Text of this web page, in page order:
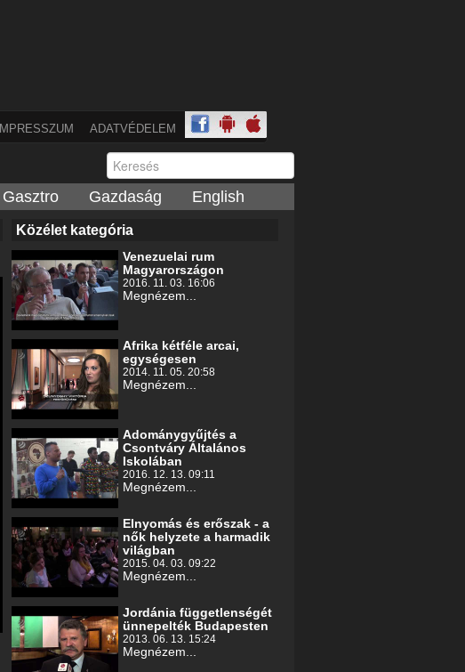
IMPRESSZUM ADATVÉDELEM
Gasztro Gazdaság English
Közélet kategória
Venezuelai rum
Magyarországon
2016. 11. 03. 16:06
Megnézem...
Afrika kétféle arcai,
egységesen
2014. 11. 05. 20:58
Megnézem...
Adománygyűjtés a
Csontváry Általános
Iskolában
2016. 12. 13. 09:11
Megnézem...
Elnyomás és erőszak - a
nők helyzete a harmadik
világban
2015. 04. 03. 09:22
Megnézem...
Jordánia függetlenségét
ünnepelték Budapesten
2013. 06. 13. 15:24
Megnézem...